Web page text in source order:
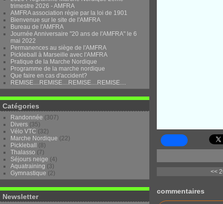
trimestre 2026 - AMFRA
AMFRA association régie par la loi de 1901
Bienvenue sur le site de l'AMFRA
Bureau de l'AMFRA
Journée Anniversaire "20 ans de l'AMFRA" le 6
mai 2022
Permanences au siège de l'AMFRA
Pickleball à Marseille avec l'AMFRA
Pratique de la Marche Nordique
Programme de la marche nordique
Que faire en cas d'accident?
REMISE....REMISE....REMISE....REMISE....
Catégories
Randonnée (307)
Divers (35)
Vélo VTC (32)
Marche Nordique (22)
Pickleball
(8)
Thalasso (7)
Séjours neige (4)
Aquatraining (3)
Gymnastique (2)
Newsletter
<<
commentaires